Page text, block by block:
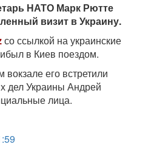
НАТО Марк Рютте
визит в Украину.
со ссылкой на украинские
в Киев поездом.
его встретили
дел Украины Андрей
лица.